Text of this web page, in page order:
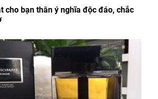
cho bạn thân ý nghĩa độc đáo, chắc